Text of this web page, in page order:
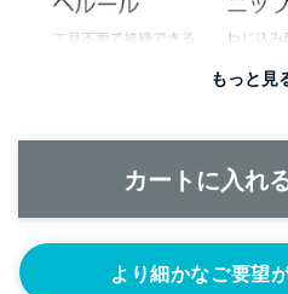
背面側に部品をつける
なし
レベル計
る
シール座をつけ
カードホ
もっと見
より細かなご要望